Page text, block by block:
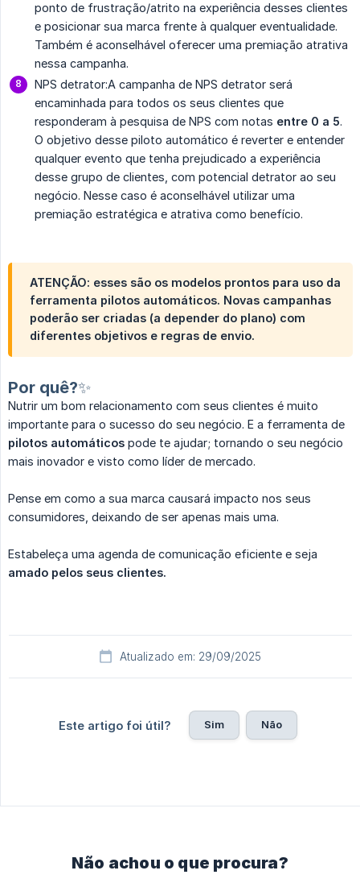
ponto de frustração/atrito na experiência desses clientes
e posicionar sua marca frente à qualquer eventualidade.
Também é aconselhável oferecer uma premiação atrativa
nessa campanha.
NPS detrator:A campanha de NPS detrator será
encaminhada para todos os seus clientes que
responderam à pesquisa de NPS com notas entre 0 a 5.
O objetivo desse piloto automático é reverter e entender
qualquer evento que tenha prejudicado a experiência
desse grupo de clientes, com potencial detrator ao seu
negócio. Nesse caso é aconselhável utilizar uma
premiação estratégica e atrativa como benefício.
ATENÇÃO: esses são os modelos prontos para uso da
ferramenta pilotos automáticos. Novas campanhas
poderão ser criadas (a depender do plano) com
diferentes objetivos e regras de envio.
Por quê?✨
Nutrir um bom relacionamento com seus clientes é muito
importante para o sucesso do seu negócio. E a ferramenta de
pilotos automáticos pode te ajudar; tornando o seu negócio
mais inovador e visto como líder de mercado.
Pense em como a sua marca causará impacto nos seus
consumidores, deixando de ser apenas mais uma.
Estabeleça uma agenda de comunicação eficiente e seja
amado pelos seus clientes.
Atualizado em: 29/09/2025
Este artigo foi útil? Sim Não
Não achou o que procura?